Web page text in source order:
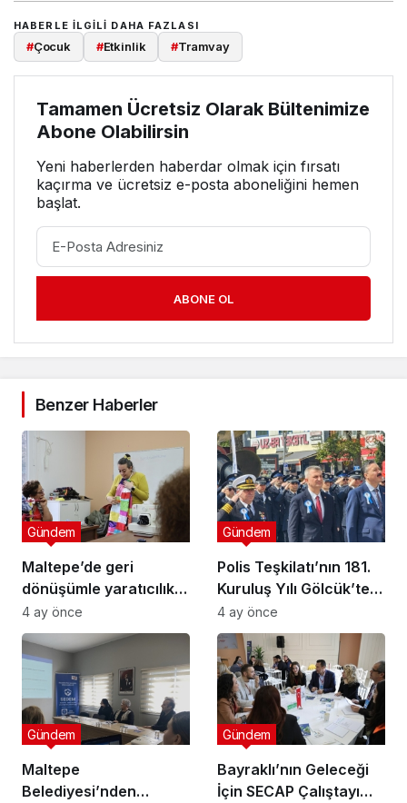
HABERLE ILGILI DAHA FAZLASI
#Çocuk #Etkinlik #Tramvay
Tamamen Ücretsiz Olarak Bültenimize
Abone Olabilirsin
Yeni haberlerden haberdar olmak için fırsatı
kaçırma ve ücretsiz e-posta aboneliğini hemen
başlat.
ABONE OL
Benzer Haberler
Maltepe’de geri
dönüşümle yaratıcılık
buluştu
Gündem
4 ay önce
Polis Teşkilatı’nın 181.
Kuruluş Yılı Gölcük’te
Törenle Kutlandı
Gündem
4 ay önce
Maltepe
Belediyesi’nden
Gündem
Bayraklı’nın Geleceği
İçin SECAP Çalıştayı
Gündem